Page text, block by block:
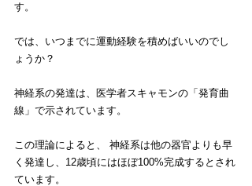
す。
では、いつまでに運動経験を積めばいいのでし
ょうか？
神経系の発達は、医学者スキャモンの「発育曲
線」で示されています。
この理論によると、 神経系は他の器官よりも早
く発達し、12歳頃にはほぼ100%完成するとされ
ています。